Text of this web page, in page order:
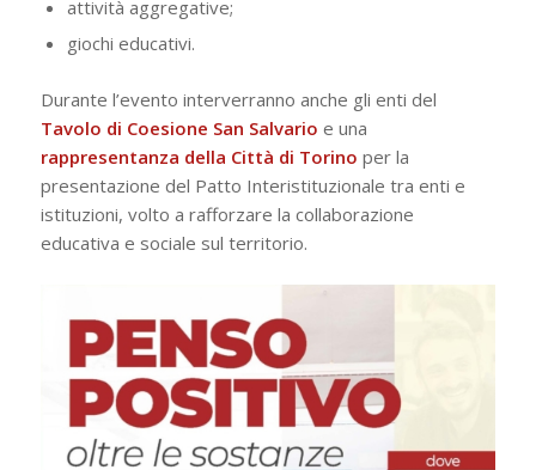
attività aggregative;
giochi educativi.
Durante l’evento interverranno anche gli enti del
Tavolo di Coesione San Salvario e una
rappresentanza della Città di Torino per la
presentazione del Patto Interistituzionale tra enti e
istituzioni, volto a rafforzare la collaborazione
educativa e sociale sul territorio.